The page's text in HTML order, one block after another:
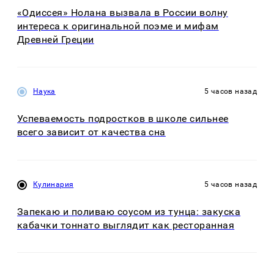
«Одиссея» Нолана вызвала в России волну
интереса к оригинальной поэме и мифам
Древней Греции
Наука 5 часов назад
Успеваемость подростков в школе сильнее
всего зависит от качества сна
Кулинария 5 часов назад
Запекаю и поливаю соусом из тунца: закуска
кабачки тоннато выглядит как ресторанная